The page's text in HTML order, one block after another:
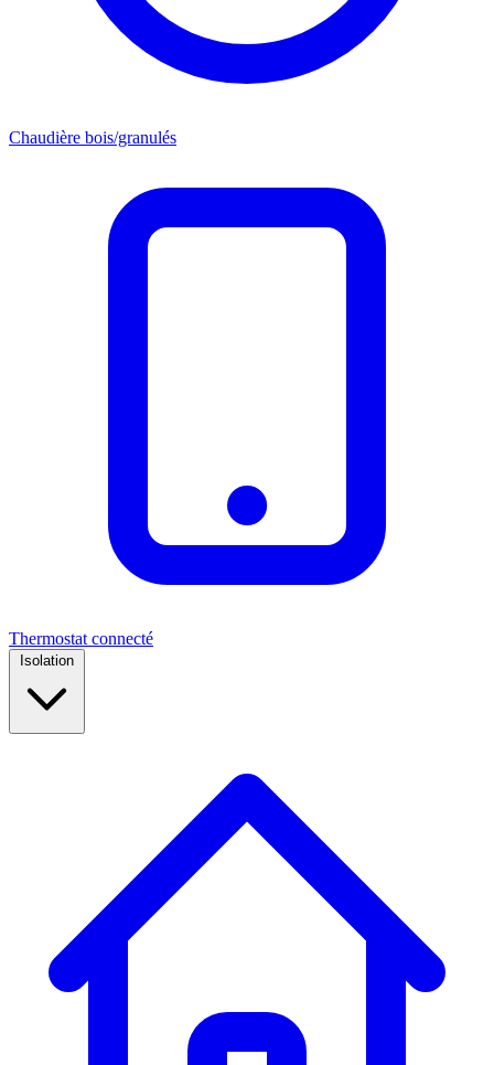
Chaudière bois/granulés
Thermostat connecté